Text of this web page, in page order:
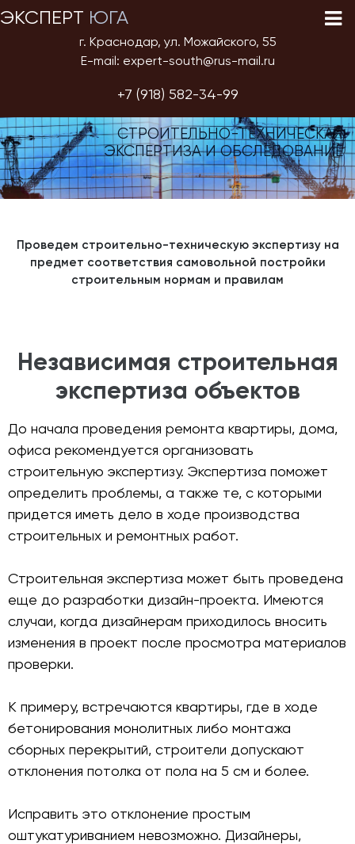
ЭКСПЕРТ ЮГА
г. Краснодар, ул. Можайского, 55
E-mail: expert-south@rus-mail.ru
+7 (918) 582-34-99
СТРОИТЕЛЬНО-ТЕХНИЧЕСКАЯ
ЭКСПЕРТИЗА И ОБСЛЕДОВАНИЕ
Проведем строительно-техническую экспертизу на
предмет соответствия самовольной постройки
строительным нормам и правилам
Независимая строительная
экспертиза объектов
До начала проведения ремонта квартиры, дома,
офиса рекомендуется организовать
строительную экспертизу. Экспертиза поможет
определить проблемы, а также те, с которыми
придется иметь дело в ходе производства
строительных и ремонтных работ.
Строительная экспертиза может быть проведена
еще до разработки дизайн-проекта. Имеются
случаи, когда дизайнерам приходилось вносить
изменения в проект после просмотра материалов
проверки.
К примеру, встречаются квартиры, где в ходе
бетонирования монолитных либо монтажа
сборных перекрытий, строители допускают
отклонения потолка от пола на 5 см и более.
Исправить это отклонение простым
оштукатуриванием невозможно. Дизайнеры,